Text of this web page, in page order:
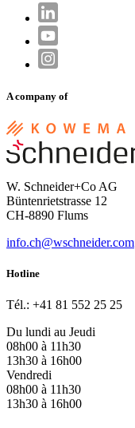
A company of
W. Schneider+Co AG
Büntenrietstrasse 12
CH-8890 Flums
info.ch@wschneider.com
Hotline
Tél.: +41 81 552 25 25
Du lundi au Jeudi
08h00 à 11h30
13h30 à 16h00
Vendredi
08h00 à 11h30
13h30 à 16h00